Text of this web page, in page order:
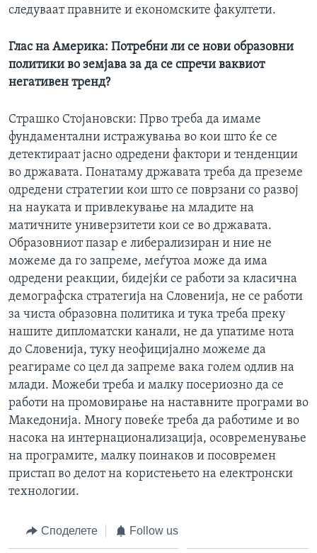
следуваат правните и економските факултети.
Глас на Америка: Потребни ли се нови образовни
политики во земјава за да се спречи ваквиот
негативен тренд?
Страшко Стојановски: Прво треба да имаме
фундаментални истражувања во кои што ќе се
детектираат јасно одредени фактори и тенденции
во државата. Понатаму државата треба да преземе
одредени стратегии кои што се поврзани со развој
на науката и привлекување на младите на
матичните универзитети кои се во државата.
Образовниот пазар е либерализиран и ние не
можеме да го запреме, меѓутоа може да има
одредени реакции, бидејќи се работи за класична
демографска стратегија на Словенија, не се работи
за чиста образовна политика и тука треба преку
нашите дипломатски канали, не да упатиме нота
до Словенија, туку неофицијално можеме да
реагираме со цел да запреме вака голем одлив на
млади. Можеби треба и малку посериозно да се
работи на промовирање на наставните програми во
Македонија. Многу повеќе треба да работиме и во
насока на интернационализација, осовременување
на програмите, малку поинаков и посовремен
пристап во делот на користењето на електронски
технологии.
Споделете Follow us